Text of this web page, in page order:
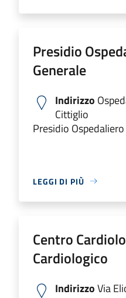
Presidio
Generale
Indirizzo
Cittiglio
Presidio
LEGGI DI PIÙ
Centro
Cardiologico
IndirizzoVia